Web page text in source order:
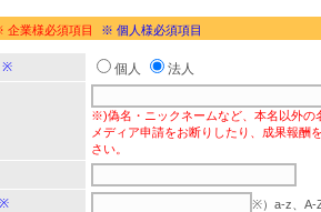
企業様必須項目 ※ 個人様必須項目
※ 個人 法人
※)偽名・ニックネームなど、本名以外の
メディア申請をお断りしたり、成果報酬
さい。
※ ※）a-z、A-